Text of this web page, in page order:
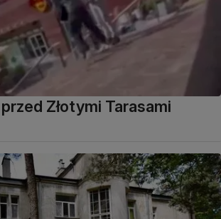
Złotymi Tarasami